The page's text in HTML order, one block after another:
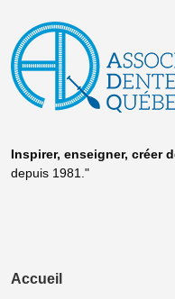
Inspirer, enseigner, créer
depuis 1981."
Accueil